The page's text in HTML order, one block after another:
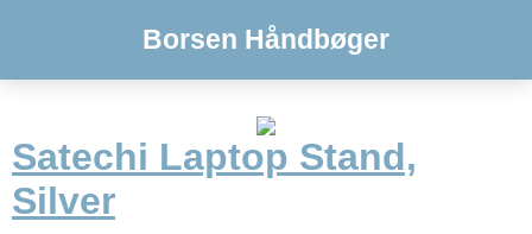
Borsen Håndbøger
Satechi Laptop Stand,
Silver